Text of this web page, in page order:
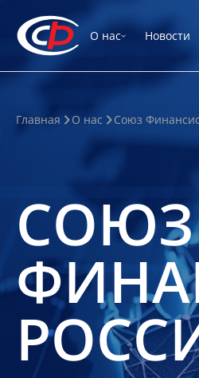
О нас Новости
Главная О нас Союз
СОЮЗ